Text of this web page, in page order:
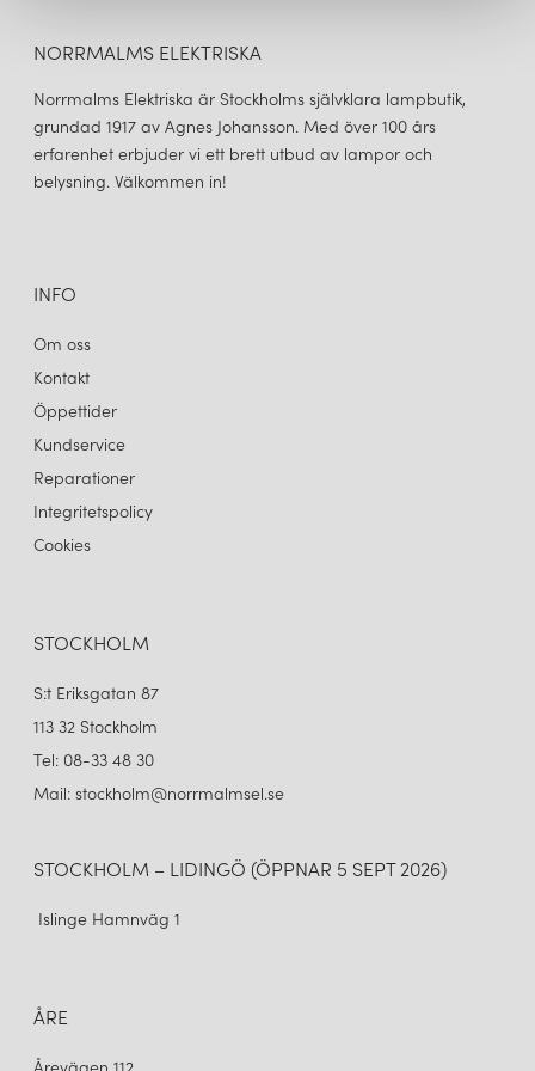
NORRMALMS ELEKTRISKA
Norrmalms Elektriska är Stockholms självklara lampbutik,
grundad 1917 av Agnes Johansson. Med över 100 års
erfarenhet erbjuder vi ett brett utbud av lampor och
belysning. Välkommen in!
INFO
Om oss
Kontakt
Öppettider
Kundservice
Reparationer
Integritetspolicy
Cookies
STOCKHOLM
S:t Eriksgatan 87
113 32 Stockholm
Tel: 08-33 48 30
Mail: stockholm@norrmalmsel.se
STOCKHOLM – LIDINGÖ (ÖPPNAR 5 SEPT 2026)
Islinge Hamnväg 1
ÅRE